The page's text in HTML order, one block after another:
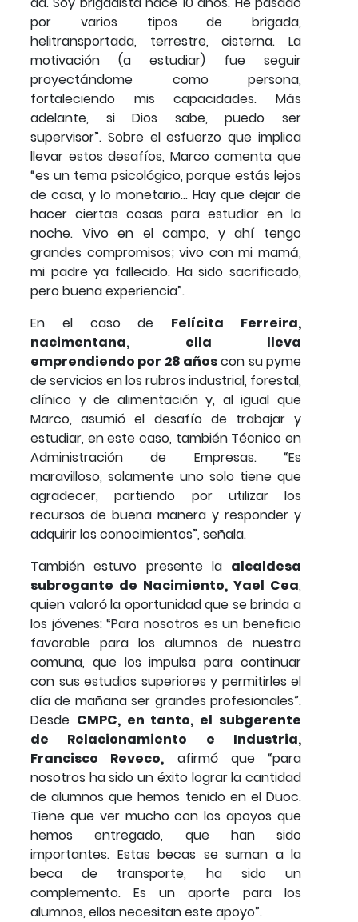
por varios tipos de brigada,
helitransportada, terrestre, cisterna. La
motivación (a estudiar) fue seguir
proyectándome como persona,
fortaleciendo mis capacidades. Más
adelante, si Dios sabe, puedo ser
supervisor”. Sobre el esfuerzo que implica
llevar estos desafíos, Marco comenta que
“es un tema psicológico, porque estás lejos
de casa, y lo monetario... Hay que dejar de
hacer ciertas cosas para estudiar en la
noche. Vivo en el campo, y ahí tengo
grandes compromisos; vivo con mi mamá,
mi padre ya fallecido. Ha sido sacrificado,
pero buena experiencia”.
En el caso de Felícita Ferreira,
nacimentana, ella lleva
emprendiendo por 28 añoscon su pyme
de servicios en los rubros industrial, forestal,
clínico y de alimentación y, al igual que
Marco, asumió el desafío de trabajar y
estudiar, en este caso, también Técnico en
Administración de Empresas. “Es
maravilloso, solamente uno solo tiene que
agradecer, partiendo por utilizar los
recursos de buena manera y responder y
adquirir los conocimientos”, señala.
También estuvo presente la alcaldesa
subrogante de Nacimiento, Yael Cea,
quien valoró la oportunidad que se brinda a
los jóvenes: “Para nosotros es un beneficio
favorable para los alumnos de nuestra
comuna, que los impulsa para continuar
con sus estudios superiores y permitirles el
día de mañana ser grandes profesionales”.
Desde CMPC, en tanto, el subgerente
de Relacionamiento e Industria,
Francisco Reveco, afirmó que “para
nosotros ha sido un éxito lograr la cantidad
de alumnos que hemos tenido en el Duoc.
Tiene que ver mucho con los apoyos que
hemos entregado, que han sido
importantes. Estas becas se suman a la
beca de transporte, ha sido un
complemento. Es un aporte para los
alumnos, ellos necesitan este apoyo”.